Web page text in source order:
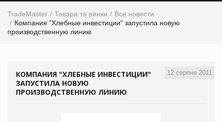
TradeMaster Товари та ринки
Все новости
Компания "Хлебные инвестиции" запустила новую
производственную линию
12 серпня 2011
КОМПАНИЯ "ХЛЕБНЫЕ ИНВЕСТИЦИИ"
ЗАПУСТИЛА НОВУЮ
ПРОИЗВОДСТВЕННУЮ ЛИНИЮ